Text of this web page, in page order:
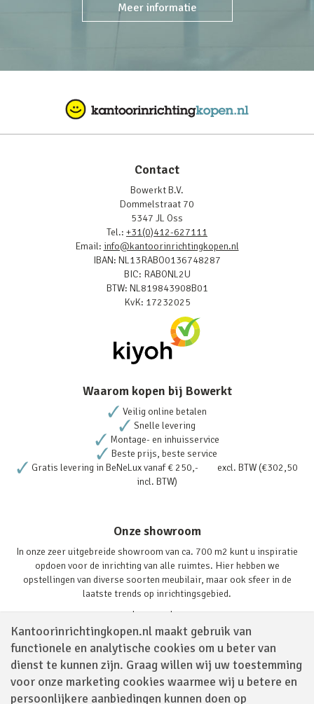
Kantoorinrichtingkopen.nl maakt gebruik van
functionele en analytische cookies om u beter van
dienst te kunnen zijn. Graag willen wij uw toestemming
voor onze marketing cookies waarmee wij u betere en
persoonlijkere aanbiedingen kunnen doen op
Meer informatie
Contact
Bowerkt B.V.
Dommelstraat 70
5347 JL Oss
Tel.: +31(0)412-627111
Email: info@kantoorinrichtingkopen.nl
IBAN: NL13RABO0136748287
BIC: RABONL2U
BTW: NL819843908B01
KvK: 17232025
Waarom kopen bij Bowerkt
Veilig online betalen
Snelle levering
Montage- en inhuisservice
Beste prijs, beste service
Gratis levering in BeNeLux vanaf € 250,- excl. BTW (€302,50
incl. BTW)
Onze showroom
In onze zeer uitgebreide showroom van ca. 700 m2 kunt u inspiratie
opdoen voor de inrichting van alle ruimtes. Hier hebben we
opstellingen van diverse soorten meubilair, maar ook sfeer in de
laatste trends op inrichtingsgebied.
Lees verder